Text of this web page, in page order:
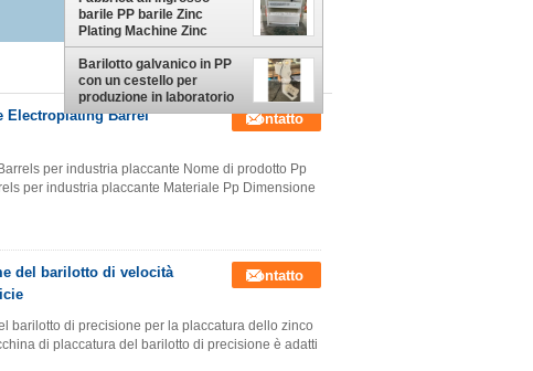
barile PP barile Zinc
Plating Machine Zinc
Plating Barrel Per 200L
Serbatoio
Barilotto galvanico in PP
con un cestello per
produzione in laboratorio
o in piccoli lotti
Electroplating Barrel
Contatto
per industria placcante Nome di prodotto Pp
per industria placcante Materiale Pp Dimensione
del barilotto di velocità
Contatto
barilotto di precisione per la placcatura dello zinco
di placcatura del barilotto di precisione è adatti